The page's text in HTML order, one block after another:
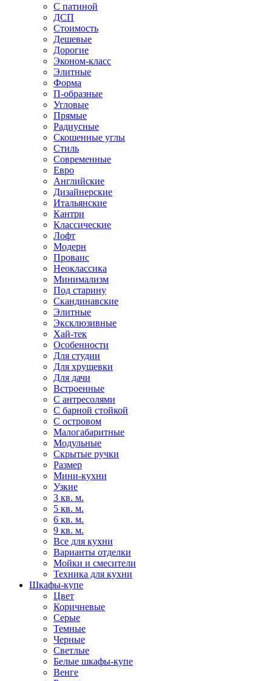
С патиной
ДСП
Стоимость
Дешевые
Дорогие
Эконом-класс
Элитные
Форма
П-образные
Угловые
Прямые
Радиусные
Скошенные углы
Стиль
Современные
Евро
Английские
Дизайнерские
Итальянские
Кантри
Классические
Лофт
Модерн
Прованс
Неоклассика
Минимализм
Под старину
Скандинавские
Элитные
Эксклюзивные
Хай-тек
Особенности
Для студии
Для хрущевки
Для дачи
Встроенные
С антресолями
С барной стойкой
С островом
Малогабаритные
Модульные
Скрытые ручки
Размер
Мини-кухни
Узкие
3 кв. м.
5 кв. м.
6 кв. м.
9 кв. м.
Все для кухни
Варианты отделки
Мойки и смесители
Техника для кухни
Шкафы-купе
Цвет
Коричневые
Серые
Темные
Черные
Светлые
Белые шкафы-купе
Венге